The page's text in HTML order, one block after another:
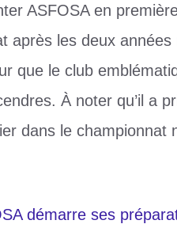
ASFOSA en
après les deux années
que le club
À noter qu’il a
dans le championnat
démarre ses